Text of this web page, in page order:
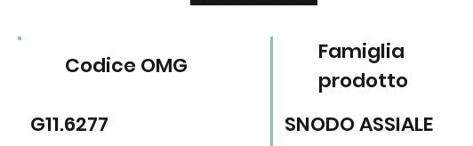
Famiglia
prodotto
Codice OMG
SNODO ASSIALE
G11.6277